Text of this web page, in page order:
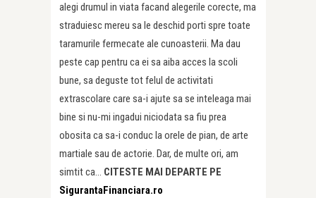
alegi drumul in viata facand alegerile corecte, ma
straduiesc mereu sa le deschid porti spre toate
taramurile fermecate ale cunoasterii. Ma dau
peste cap pentru ca ei sa aiba acces la scoli
bune, sa deguste tot felul de activitati
extrascolare care sa-i ajute sa se inteleaga mai
bine si nu-mi ingadui niciodata sa fiu prea
obosita ca sa-i conduc la orele de pian, de arte
martiale sau de actorie. Dar, de multe ori, am
simtit ca… CITESTE MAI DEPARTE PE
SigurantaFinanciara.ro